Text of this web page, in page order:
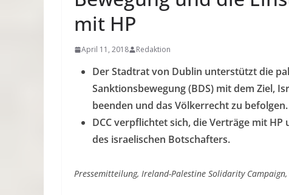
mit HP
April 11, 2018 Redaktion
Der Stadtrat von Dublin unterstützt die
Sanktionsbewegung (BDS) mit dem Ziel,
beenden und das Völkerrecht zu befolgen.
DCC verpflichtet sich, die Verträge mit
des israelischen Botschafters.
Pressemitteilung, Ireland-Palestine Solidarity